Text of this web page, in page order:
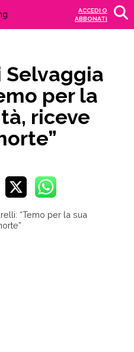
ACCEDI O
ABBONATI
Selvaggia
per la
riceve